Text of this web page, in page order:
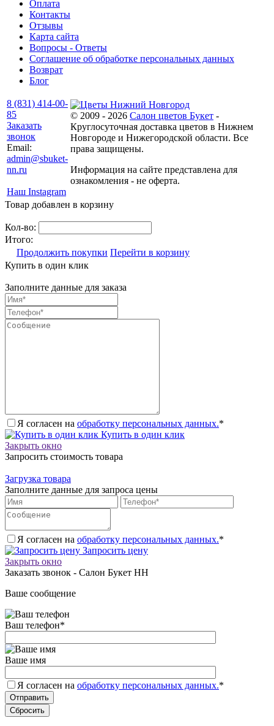
Оплата
Контакты
Отзывы
Карта сайта
Вопросы - Ответы
Соглашение об обработке персональных данных
Возврат
Блог
8 (831) 414-00-
85
Заказать
звонок
Email:
admin@sbuket-
nn.ru
Наш Instagram
© 2009 - 2026 Салон цветов Букет -
Круглосуточная доставка цветов в Нижнем
Новгороде и Нижегородской области. Все
права защищены.
Информация на сайте представлена для
ознакомления - не оферта.
Товар добавлен в корзину
Кол-во:
Итого:
Продолжить покупки Перейти в корзину
Купить в один клик
Заполните данные для заказа
Я согласен на обработку персональных данных.*
Купить в один клик
Закрыть окно
Запросить стоимость товара
Загрузка товара
Заполните данные для запроса цены
Я согласен на обработку персональных данных.*
Запросить цену
Закрыть окно
Заказать звонок - Салон Букет НН
Ваше сообщение
Ваш телефон*
Ваше имя
Я согласен на обработку персональных данных.*